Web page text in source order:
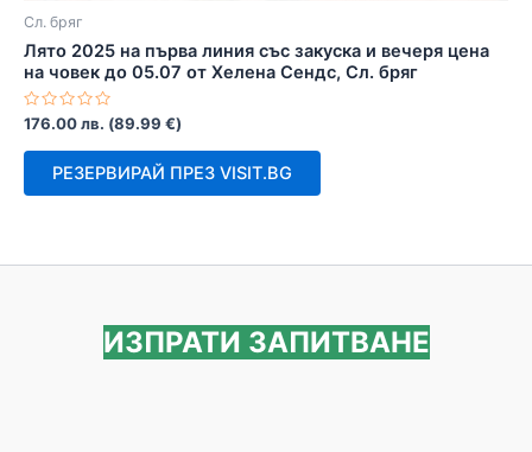
Сл. бряг
Лято 2025 на първа линия със закуска и вечеря цена
на човек до 05.07 от Хелена Сендс, Сл. бряг
Оценено
с
0
176.00лв. (89.99 €)
РЕЗЕРВИРАЙ ПРЕЗ VISIT.BG
ИЗПРАТИ ЗАПИТВАНЕ